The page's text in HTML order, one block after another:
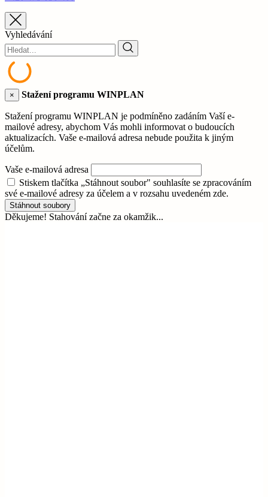
Vyhledávání
× Stažení programu WINPLAN
Stažení programu WINPLAN je podmíněno zadáním Vaší e-
mailové adresy, abychom Vás mohli informovat o budoucích
aktualizacích. Vaše e-mailová adresa nebude použita k jiným
účelům.
Vaše e-mailová adresa
Stiskem tlačítka „Stáhnout soubor" souhlasíte se zpracováním
své e-mailové adresy za účelem a v rozsahu uvedeném zde.
Stáhnout soubory
Děkujeme! Stahování začne za okamžik...